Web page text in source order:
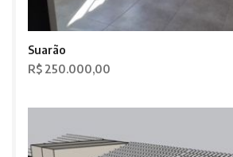
Suarão
R$ 250.000,00